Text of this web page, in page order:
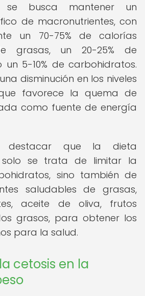
se busca mantener un
de macronutrientes, con
un 70-75% de calorías
grasas, un 20-25% de
5-10% de carbohidratos.
disminución en los niveles
favorece la quema de
como fuente de energía
destacar que la dieta
se trata de limitar la
sino también de
saludables de grasas,
aceite de oliva, frutos
grasos, para obtener los
para la salud.
cetosis en la